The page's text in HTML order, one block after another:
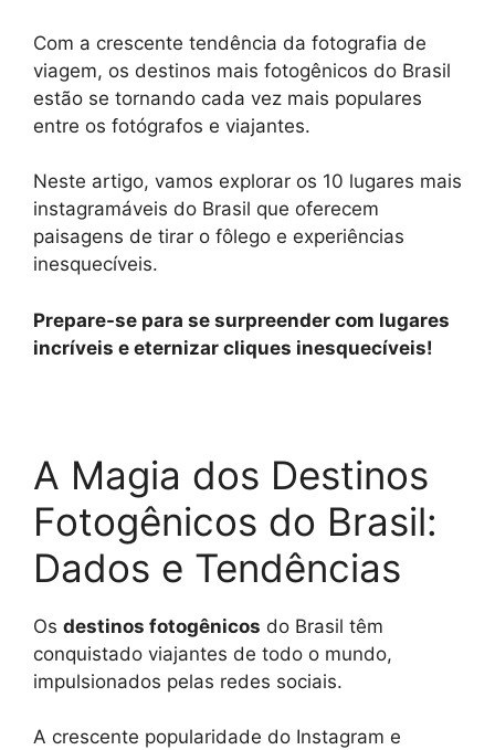
p
p
a
m
g
e
r
o
k
n
k
Com a crescente tendência da fotografia de
viagem, os destinos mais fotogênicos do Brasil
estão se tornando cada vez mais populares
entre os fotógrafos e viajantes.
Neste artigo, vamos explorar os 10 lugares mais
instagramáveis do Brasil que oferecem
paisagens de tirar o fôlego e experiências
inesquecíveis.
Prepare-se para se surpreender com lugares
incríveis e eternizar cliques inesquecíveis!
A Magia dos Destinos
Fotogênicos do Brasil:
Dados e Tendências
Os destinos fotogênicos do Brasil têm
conquistado viajantes de todo o mundo,
impulsionados pelas redes sociais.
A crescente popularidade do Instagram e